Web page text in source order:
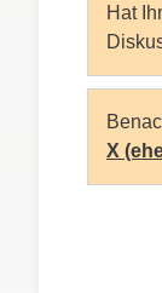
Hat
X